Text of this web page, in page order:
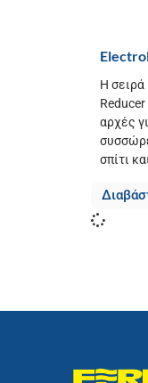
Η σειρά
αρχές
σπίτι